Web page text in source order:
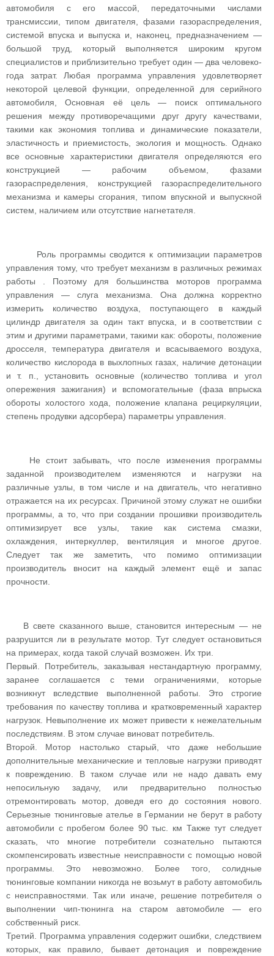
автомобиля с его массой, передаточными числами
трансмиссии, типом двигателя, фазами газораспределения,
системой впуска и выпуска и, наконец, предназначением —
большой труд, который выполняется широким кругом
специалистов и приблизительно требует один — два человеко-
года затрат. Любая программа управления удовлетворяет
некоторой целевой функции, определенной для серийного
автомобиля, Основная её цель — поиск оптимального
решения между противоречащими друг другу качествами,
такими как экономия топлива и динамические показатели,
эластичность и приемистость, экология и мощность. Однако
все основные характеристики двигателя определяются его
конструкцией — рабочим объемом, фазами
газораспределения, конструкцией газораспределительного
механизма и камеры сгорания, типом впускной и выпускной
систем, наличием или отсутствие нагнетателя.
Роль программы сводится к оптимизации параметров
управления тому, что требует механизм в различных режимах
работы . Поэтому для большинства моторов программа
управления — слуга механизма. Она должна корректно
измерить количество воздуха, поступающего в каждый
цилиндр двигателя за один такт впуска, и в соответствии с
этим и другими параметрами, такими как: обороты, положение
дросселя, температура двигателя и всасываемого воздуха,
количество кислорода в выхлопных газах, наличие детонации
и т. п., установить основные (количество топлива и угол
опережения зажигания) и вспомогательные (фаза впрыска
обороты холостого хода, положение клапана рециркуляции,
степень продувки адсорбера) параметры управления.
Не стоит забывать, что после изменения программы
заданной производителем изменяются и нагрузки на
различные узлы, в том числе и на двигатель, что негативно
отражается на их ресурсах. Причиной этому служат не ошибки
программы, а то, что при создании прошивки производитель
оптимизирует все узлы, такие как система смазки,
охлаждения, интеркуллер, вентиляция и многое другое.
Следует так же заметить, что помимо оптимизации
производитель вносит на каждый элемент ещё и запас
прочности.
В свете сказанного выше, становится интересным — не
разрушится ли в результате мотор. Тут следует остановиться
на примерах, когда такой случай возможен. Их три.
Первый. Потребитель, заказывая нестандартную программу,
заранее соглашается с теми ограничениями, которые
возникнут вследствие выполненной работы. Это строгие
требования по качеству топлива и кратковременный характер
нагрузок. Невыполнение их может привести к нежелательным
последствиям. В этом случае виноват потребитель.
Второй. Мотор настолько старый, что даже небольшие
дополнительные механические и тепловые нагрузки приводят
к повреждению. В таком случае или не надо давать ему
непосильную задачу, или предварительно полностью
отремонтировать мотор, доведя его до состояния нового.
Серьезные тюнинговые ателье в Германии не берут в работу
автомобили с пробегом более 90 тыс. км Также тут следует
сказать, что многие потребители сознательно пытаются
скомпенсировать известные неисправности с помощью новой
программы. Это невозможно. Более того, солидные
тюнинговые компании никогда не возьмут в работу автомобиль
с неисправностями. Так или иначе, решение потребителя о
выполнении чип-тюнинга на старом автомобиле — его
собственный риск.
Третий. Программа управления содержит ошибки, следствием
которых, как правило, бывает детонация и повреждение